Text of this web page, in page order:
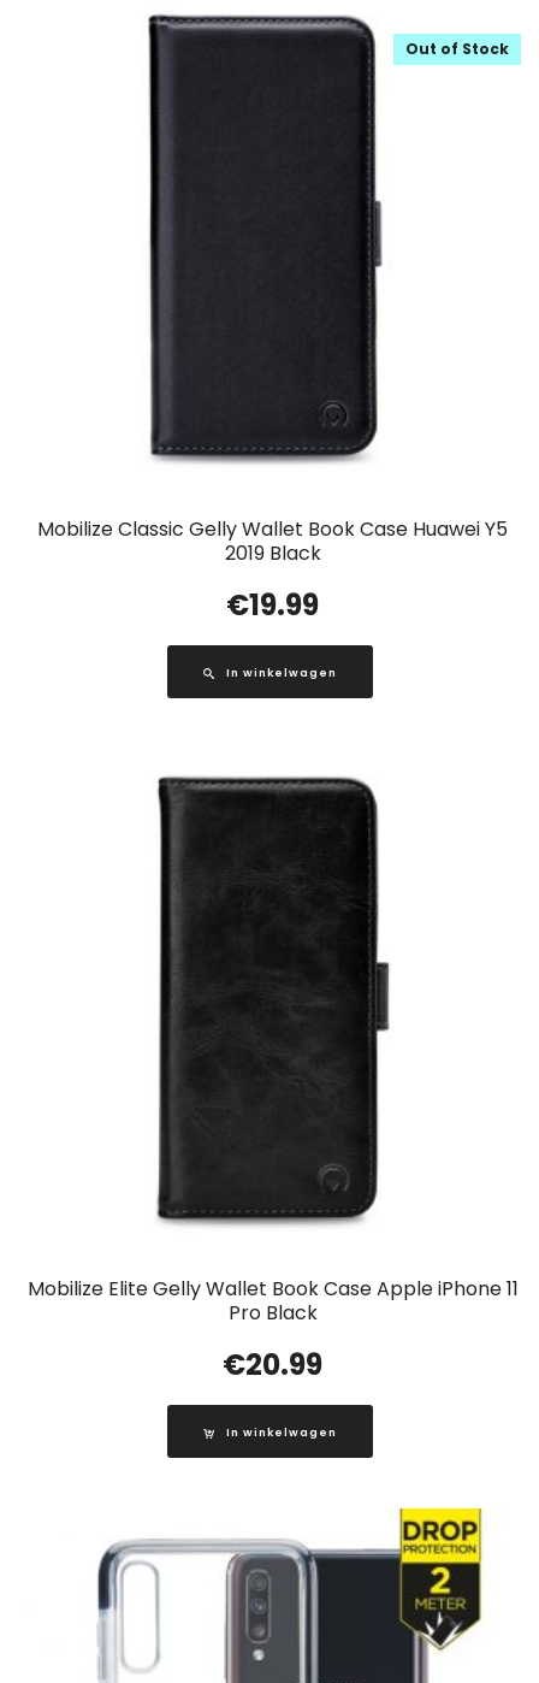
Mobilize Classic Gelly Wallet Book Case Huawei Y5
2019 Black
Out of Stock
€19.99
In winkelwagen
Mobilize Elite Gelly Wallet Book Case Apple iPhone 11
Pro Black
€20.99
In winkelwagen